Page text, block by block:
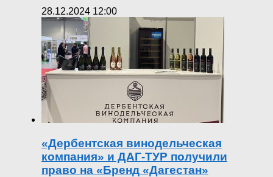
28.12.2024 12:00
«Дербентская винодельческая
компания» и ДАГ-ТУР получили
право на «Бренд «Дагестан»